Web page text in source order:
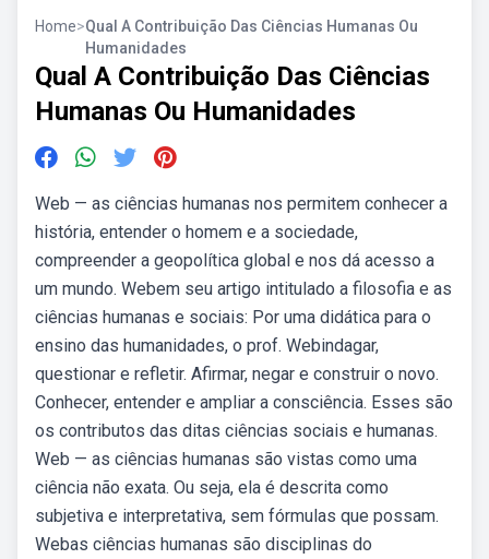
Home>Qual A Contribuição Das Ciências Humanas Ou
Humanidades
Qual A Contribuição Das Ciências
Humanas Ou Humanidades
Web — as ciências humanas nos permitem conhecer a
história, entender o homem e a sociedade,
compreender a geopolítica global e nos dá acesso a
um mundo. Webem seu artigo intitulado a filosofia e as
ciências humanas e sociais: Por uma didática para o
ensino das humanidades, o prof. Webindagar,
questionar e refletir. Afirmar, negar e construir o novo.
Conhecer, entender e ampliar a consciência. Esses são
os contributos das ditas ciências sociais e humanas.
Web — as ciências humanas são vistas como uma
ciência não exata. Ou seja, ela é descrita como
subjetiva e interpretativa, sem fórmulas que possam.
Webas ciências humanas são disciplinas do